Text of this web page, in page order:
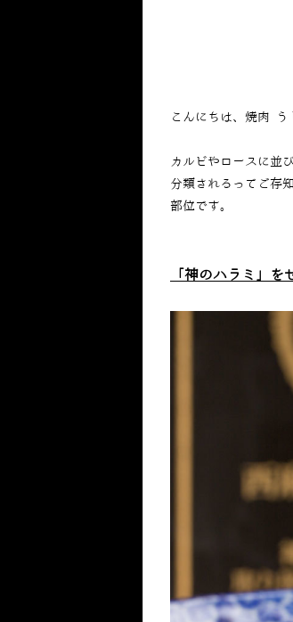
こんにちは、焼肉 う
カルビやロースに並
分類されるってご存
部位です。
「神のハラミ」を